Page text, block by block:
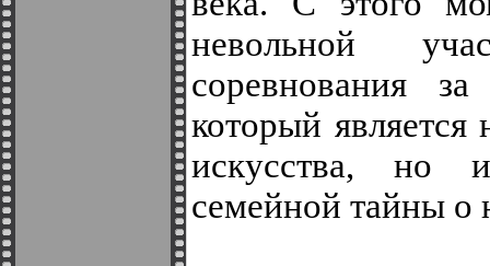
невольной
соревнования
который является
искусства, но
семейной тайны о